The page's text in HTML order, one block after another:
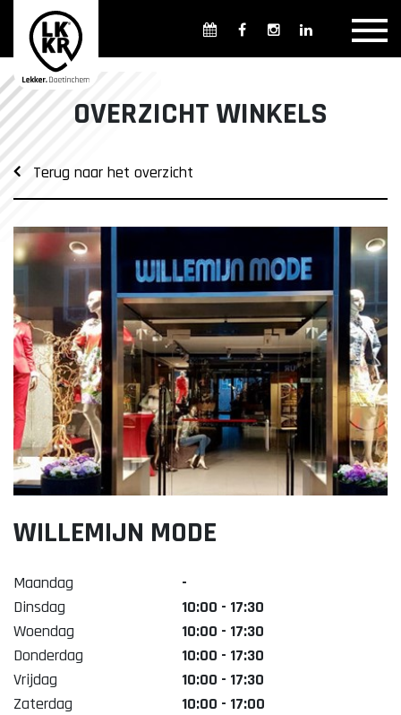
Overzicht winkels
Openingsdagen en -tijden
Weekmarkten
Overzicht Cultuur & Musea
Parkeren in Doetinchem
Openbaar vervoer
Gratis Shuttle
FAQ
Lekker. Doetinchem
Organisatie Binnenstadbedrijf Doetinchem
OVERZICHT WINKELS
Terug naar het overzicht
WILLEMIJN MODE
Maandag
-
Dinsdag
10:00 - 17:30
Woendag
10:00 - 17:30
Donderdag
10:00 - 17:30
Vrijdag
10:00 - 17:30
Zaterdag
10:00 - 17:00